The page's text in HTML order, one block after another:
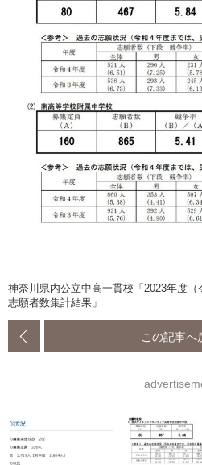
神奈川県内公立中高一貫校「2023年度
志願者数集計結果」
この記事へ